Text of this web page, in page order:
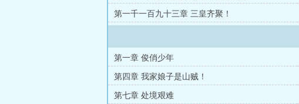
第一千一百九十三章 三皇齐聚！
第一章 俊俏少年
第四章 我家娘子是山贼！
第七章 处境艰难